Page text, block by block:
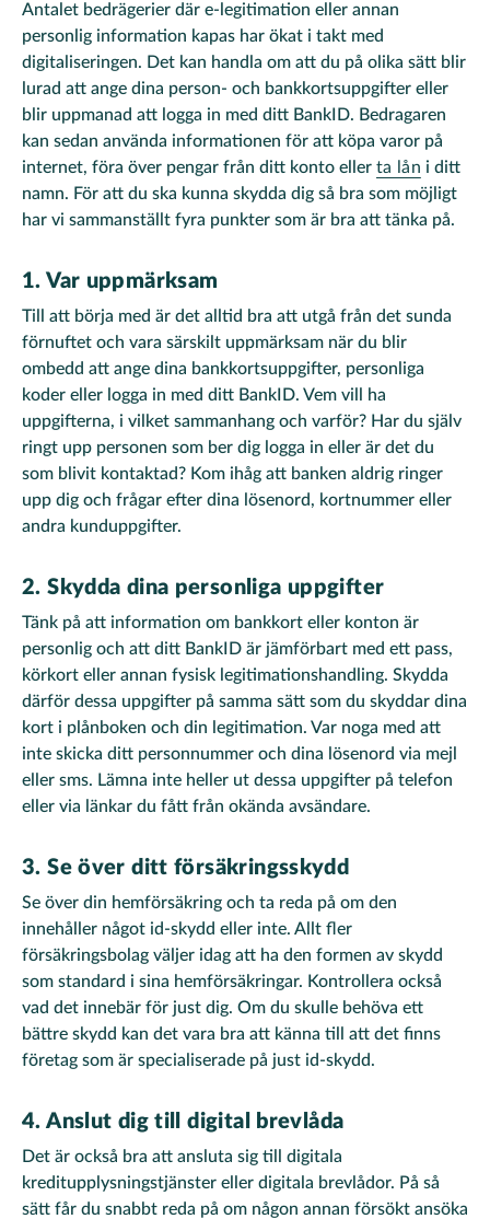
Antalet bedrägerier där e-legitimation eller annan
personlig information kapas har ökat i takt med
digitaliseringen. Det kan handla om att du på olika sätt blir
lurad att ange dina person- och bankkortsuppgifter eller
blir uppmanad att logga in med ditt BankID. Bedragaren
kan sedan använda informationen för att köpa varor på
internet, föra över pengar från ditt konto eller ta lån i ditt
namn. För att du ska kunna skydda dig så bra som möjligt
har vi sammanställt fyra punkter som är bra att tänka på.
1. Var uppmärksam
Till att börja med är det alltid bra att utgå från det sunda
förnuftet och vara särskilt uppmärksam när du blir
ombedd att ange dina bankkortsuppgifter, personliga
koder eller logga in med ditt BankID. Vem vill ha
uppgifterna, i vilket sammanhang och varför? Har du själv
ringt upp personen som ber dig logga in eller är det du
som blivit kontaktad? Kom ihåg att banken aldrig ringer
upp dig och frågar efter dina lösenord, kortnummer eller
andra kunduppgifter.
2. Skydda dina personliga uppgifter
Tänk på att information om bankkort eller konton är
personlig och att ditt BankID är jämförbart med ett pass,
körkort eller annan fysisk legitimationshandling. Skydda
därför dessa uppgifter på samma sätt som du skyddar dina
kort i plånboken och din legitimation. Var noga med att
inte skicka ditt personnummer och dina lösenord via mejl
eller sms. Lämna inte heller ut dessa uppgifter på telefon
eller via länkar du fått från okända avsändare.
3. Se över ditt försäkringsskydd
Se över din hemförsäkring och ta reda på om den
innehåller något id-skydd eller inte. Allt fler
försäkringsbolag väljer idag att ha den formen av skydd
som standard i sina hemförsäkringar. Kontrollera också
vad det innebär för just dig. Om du skulle behöva ett
bättre skydd kan det vara bra att känna till att det finns
företag som är specialiserade på just id-skydd.
4. Anslut dig till digital brevlåda
Det är också bra att ansluta sig till digitala
kreditupplysningstjänster eller digitala brevlådor. På så
sätt får du snabbt reda på om någon annan försökt ansöka